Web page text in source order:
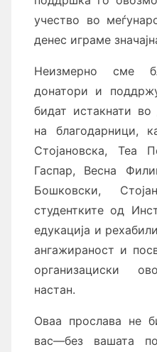
учество во
денес играме
Неизмерно сме
донатори и
бидат истакнати
на благодарници,
Стојановска, Теа
Гаспар, Весна
Бошковски,
студентките од
едукација и
ангажираност и
организациски
настан.
Оваа прослава не
вас—без вашата